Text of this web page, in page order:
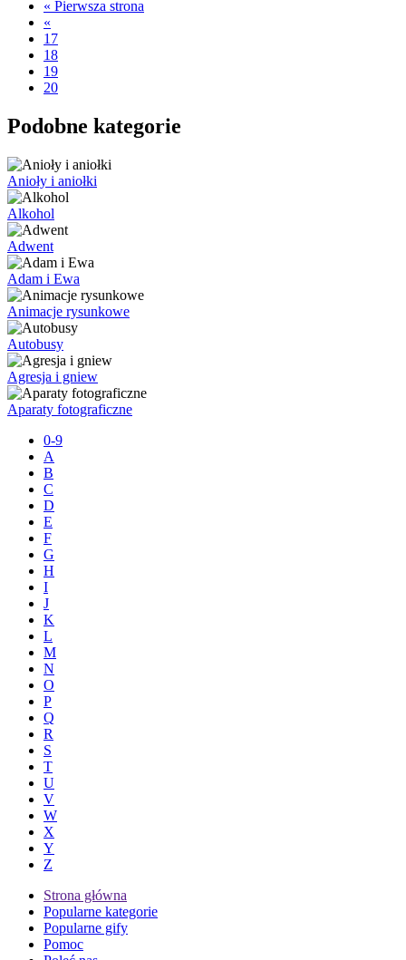
« Pierwsza strona
«
17
18
19
20
Podobne kategorie
Anioły i aniołki
Alkohol
Adwent
Adam i Ewa
Animacje rysunkowe
Autobusy
Agresja i gniew
Aparaty fotograficzne
0-9
A
B
C
D
E
F
G
H
I
J
K
L
M
N
O
P
Q
R
S
T
U
V
W
X
Y
Z
Strona główna
Popularne kategorie
Popularne gify
Pomoc